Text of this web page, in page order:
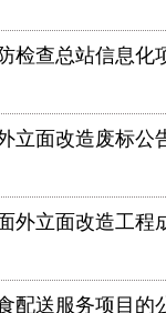
检查总站信息化
立面改造废标公
外立面改造工程
配送服务项目的